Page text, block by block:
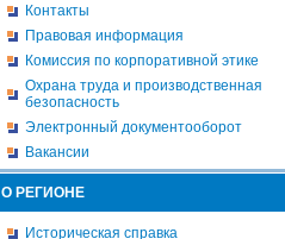
Контакты
Правовая информация
Комиссия по корпоративной этике
Охрана труда и производственная
безопасность
Электронный документооборот
Вакансии
О РЕГИОНЕ
Историческая справка